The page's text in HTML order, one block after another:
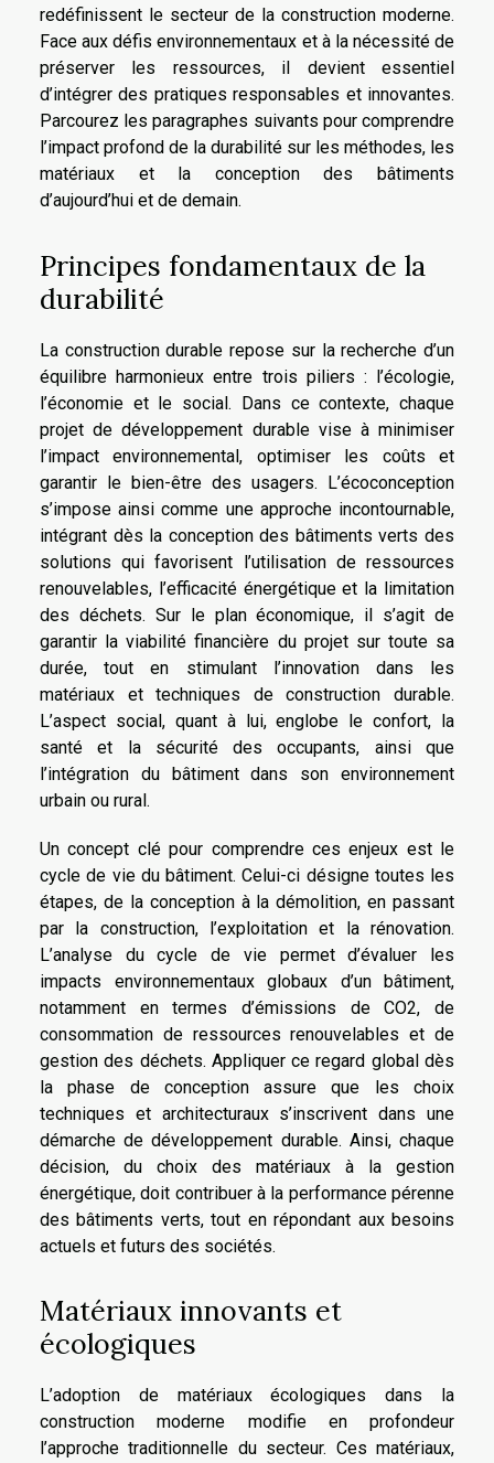
redéfinissent le secteur de la construction moderne.
Face aux défis environnementaux et à la nécessité de
préserver les ressources, il devient essentiel
d’intégrer des pratiques responsables et innovantes.
Parcourez les paragraphes suivants pour comprendre
l’impact profond de la durabilité sur les méthodes, les
matériaux et la conception des bâtiments
d’aujourd’hui et de demain.
Principes fondamentaux de la
durabilité
La construction durable repose sur la recherche d’un
équilibre harmonieux entre trois piliers : l’écologie,
l’économie et le social. Dans ce contexte, chaque
projet de développement durable vise à minimiser
l’impact environnemental, optimiser les coûts et
garantir le bien-être des usagers. L’écoconception
s’impose ainsi comme une approche incontournable,
intégrant dès la conception des bâtiments verts des
solutions qui favorisent l’utilisation de ressources
renouvelables, l’efficacité énergétique et la limitation
des déchets. Sur le plan économique, il s’agit de
garantir la viabilité financière du projet sur toute sa
durée, tout en stimulant l’innovation dans les
matériaux et techniques de construction durable.
L’aspect social, quant à lui, englobe le confort, la
santé et la sécurité des occupants, ainsi que
l’intégration du bâtiment dans son environnement
urbain ou rural.
Un concept clé pour comprendre ces enjeux est le
cycle de vie du bâtiment. Celui-ci désigne toutes les
étapes, de la conception à la démolition, en passant
par la construction, l’exploitation et la rénovation.
L’analyse du cycle de vie permet d’évaluer les
impacts environnementaux globaux d’un bâtiment,
notamment en termes d’émissions de CO2, de
consommation de ressources renouvelables et de
gestion des déchets. Appliquer ce regard global dès
la phase de conception assure que les choix
techniques et architecturaux s’inscrivent dans une
démarche de développement durable. Ainsi, chaque
décision, du choix des matériaux à la gestion
énergétique, doit contribuer à la performance pérenne
des bâtiments verts, tout en répondant aux besoins
actuels et futurs des sociétés.
Matériaux innovants et
écologiques
L’adoption de matériaux écologiques dans la
construction moderne modifie en profondeur
l’approche traditionnelle du secteur. Ces matériaux,